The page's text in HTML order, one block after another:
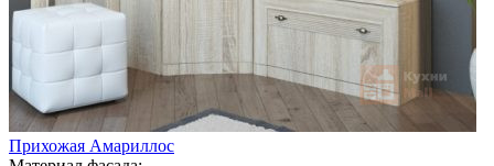
Прихожая Амариллос